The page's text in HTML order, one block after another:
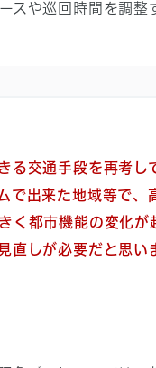
スや巡回時間を調
交通手段を再考し
で出来た地域等で
く都市機能の変化
直しが必要だと思い